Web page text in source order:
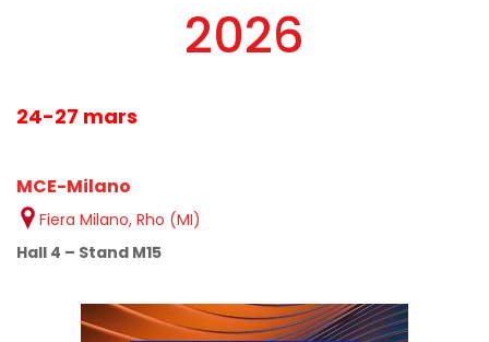
2026
24-27 mars
MCE-Milano
Fiera Milano, Rho (MI)
Hall 4 – Stand M15